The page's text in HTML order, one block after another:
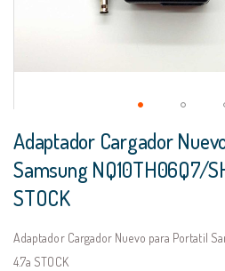
al
comienzo
de
la
galería
de
imágenes
Adaptador Cargador
Samsung NQ10TH06Q7/
STOCK
Adaptador Cargador Nuevo para Portatil
4.7a STOCK